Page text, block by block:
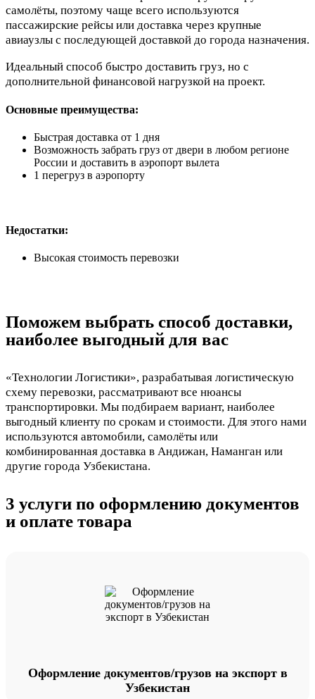
самолёты, поэтому чаще всего используются
пассажирские рейсы или доставка через крупные
авиаузлы с последующей доставкой до города назначения.
Идеальный способ быстро доставить груз, но с
дополнительной финансовой нагрузкой на проект.
Основные преимущества:
Быстрая доставка от 1 дня
Возможность забрать груз от двери в любом регионе
России и доставить в аэропорт вылета
1 перегруз в аэропорту
Недостатки:
Высокая стоимость перевозки
Поможем выбрать способ доставки,
наиболее выгодный для вас
«Технологии Логистики», разрабатывая логистическую
схему перевозки, рассматривают все нюансы
транспортировки. Мы подбираем вариант, наиболее
выгодный клиенту по срокам и стоимости. Для этого нами
используются автомобили, самолёты или
комбинированная доставка в Андижан, Наманган или
другие города Узбекистана.
3 услуги по оформлению документов
и оплате товара
Оформление документов/грузов на экспорт в
Узбекистан